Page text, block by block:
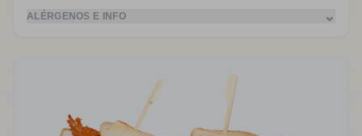
ALÉRGENOS E INFO ⌄